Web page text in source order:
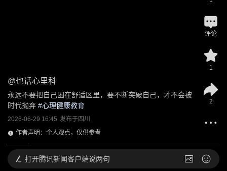
@也话心里科
永远不要把自己困在舒适区里，要不断突破自己，才不会被
时代抛弃 #心理健康教育
2026-06-29 16:45 发布于四川
作者声明：个人观点，仅供参考
评论
1
2
打开腾讯新闻客户端说两句